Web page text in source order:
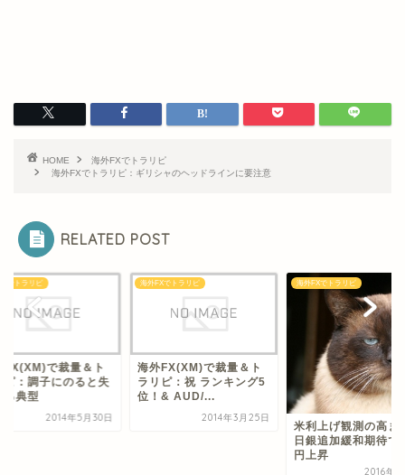
HOME
海外FXでトラリピ
海外FXでトラリピ：ギリシャのヘッドラインに要注意
RELATED POST
でトラリピ
FX(XM)で裁量＆ト
ピ：祝 ランキング5
& AUD/...
2014年3月25日
海外FXでトラリピ
米利上げ観測の高まりと
海外FXでトラリピ
海外FX(XM)で裁量
ラリピ：調子にのる
敗する典型
2014年5